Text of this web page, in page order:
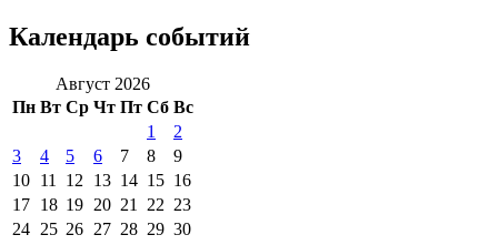
Календарь событий
Август 2026
Пн Вт Ср Чт Пт Сб Вс
1
2
3
4 5 6 7 8
9
10 11 12 13 14 15 16
17 18 19 20 21 22 23
24 25 26 27 28 29 30